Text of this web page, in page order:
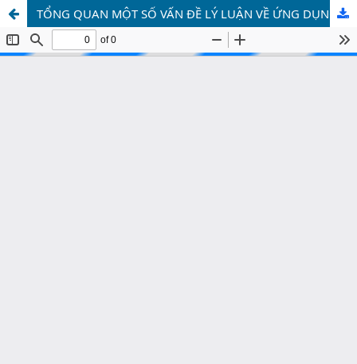
TỔNG QUAN MỘT SỐ VẤN ĐỀ LÝ LUẬN VỀ ỨNG DỤNG CÔNG NGHỆ SỐ TRONG NÔNG NGHIỆP